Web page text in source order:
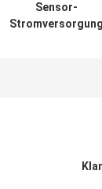
Sensor-
Stromversorgung